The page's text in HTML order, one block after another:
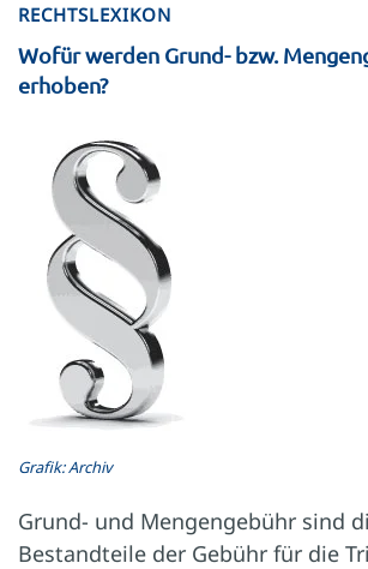
RECHTSLEXIKON
Wofür werden Grund- bzw.
erhoben?
Grafik: Archiv
Grund- und Mengengebühr sind
Bestandteile der Gebühr für die